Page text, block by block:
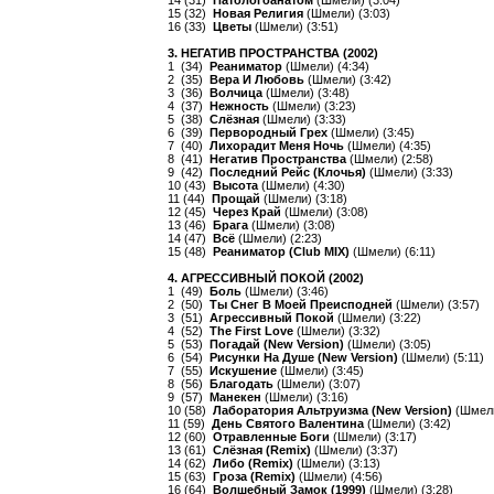
15 (32) Новая Религия (Шмели) (3:03)
16 (33) Цветы (Шмели) (3:51)
3. НЕГАТИВ ПРОСТРАНСТВА (2002)
1 (34) Реаниматор (Шмели) (4:34)
2 (35) Вера И Любовь (Шмели) (3:42)
3 (36) Волчица (Шмели) (3:48)
4 (37) Нежность (Шмели) (3:23)
5 (38) Слёзная (Шмели) (3:33)
6 (39) Первородный Грех (Шмели) (3:45)
7 (40) Лихорадит Меня Ночь (Шмели) (4:35)
8 (41) Негатив Пространства (Шмели) (2:58)
9 (42) Последний Рейс (Клочья) (Шмели) (3:33)
10 (43) Высота (Шмели) (4:30)
11 (44) Прощай (Шмели) (3:18)
12 (45) Через Край (Шмели) (3:08)
13 (46) Брага (Шмели) (3:08)
14 (47) Всё (Шмели) (2:23)
15 (48) Реаниматор (Club MIX) (Шмели) (6:11)
4. АГРЕССИВНЫЙ ПОКОЙ (2002)
1 (49) Боль (Шмели) (3:46)
2 (50) Ты Снег В Моей Преисподней (Шмели) (3:57)
3 (51) Агрессивный Покой (Шмели) (3:22)
4 (52) The First Love (Шмели) (3:32)
5 (53) Погадай (New Version) (Шмели) (3:05)
6 (54) Рисунки На Душе (New Version) (Шмели) (5:11)
7 (55) Искушение (Шмели) (3:45)
8 (56) Благодать (Шмели) (3:07)
9 (57) Манекен (Шмели) (3:16)
10 (58) Лаборатория Альтруизма (New Version)
11 (59) День Святого Валентина (Шмели) (3:42)
12 (60) Отравленные Боги (Шмели) (3:17)
13 (61) Слёзная (Remix) (Шмели) (3:37)
14 (62) Либо (Remix) (Шмели) (3:13)
15 (63) Гроза (Remix) (Шмели) (4:56)
16 (64) Волшебный Замок (1999) (Шмели) (3:28)